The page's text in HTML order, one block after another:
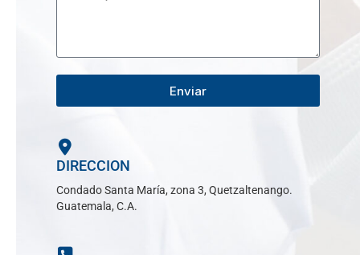
Enviar
DIRECCION
Condado Santa María, zona 3, Quetzaltenango.
Guatemala, C.A.